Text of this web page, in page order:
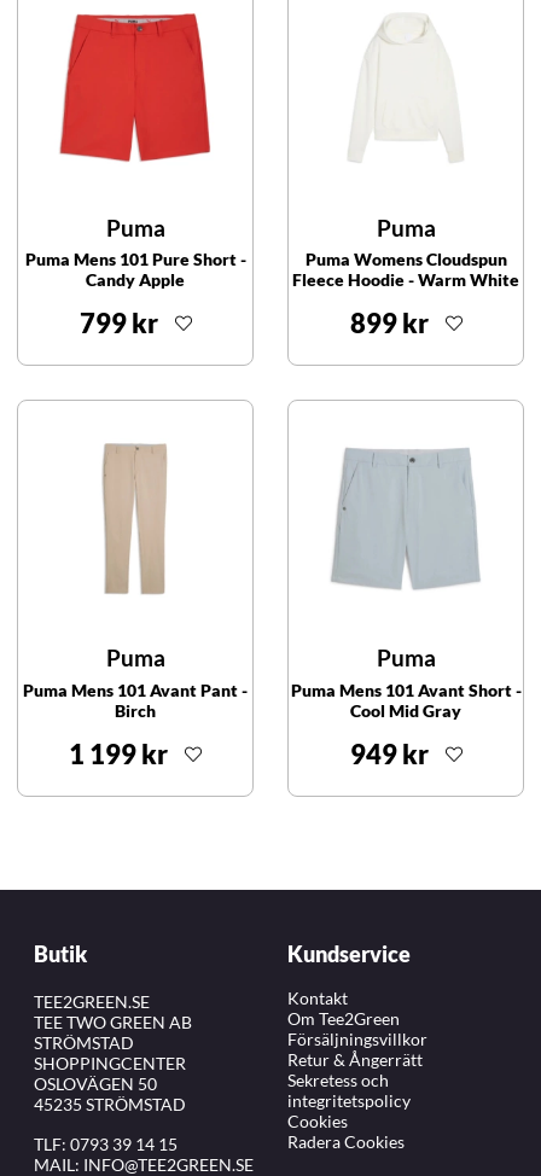
Puma
Puma Mens 101 Pure Short -
Candy Apple
799 kr
Puma
Puma Womens Cloudspun
Fleece Hoodie - Warm White
899 kr
Puma
Puma Mens 101 Avant Pant -
Birch
1 199 kr
Puma
Puma Mens 101 Avant Short -
Cool Mid Gray
949 kr
Butik
TEE2GREEN.SE
TEE TWO GREEN AB
STRÖMSTAD
SHOPPINGCENTER
OSLOVÄGEN 50
45235 STRÖMSTAD
TLF: 0793 39 14 15
MAIL: INFO@TEE2GREEN.SE
Kundservice
Kontakt
Om Tee2Green
Försäljningsvillkor
Retur & Ångerrätt
Sekretess och
integritetspolicy
Cookies
Radera Cookies